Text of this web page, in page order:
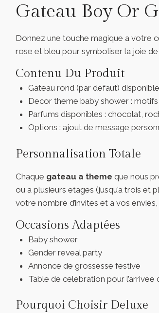
Gateau Boy Or
Donnez une touche magique a votre
rose et bleu pour symboliser la joie
Contenu Du Produit
Gateau rond (par defaut)
Decor theme baby shower :
Parfums disponibles : chocolat,
Options : ajout de message
Personnalisation Totale
Chaque gateau a theme que nous
ou a plusieurs etages (jusqu’a trois
votre nombre d’invites et a vos
Occasions Adaptées
Baby shower
Gender reveal party
Annonce de grossesse festive
Table de celebration pour l’arrivee
Pourquoi Choisir Deluxe